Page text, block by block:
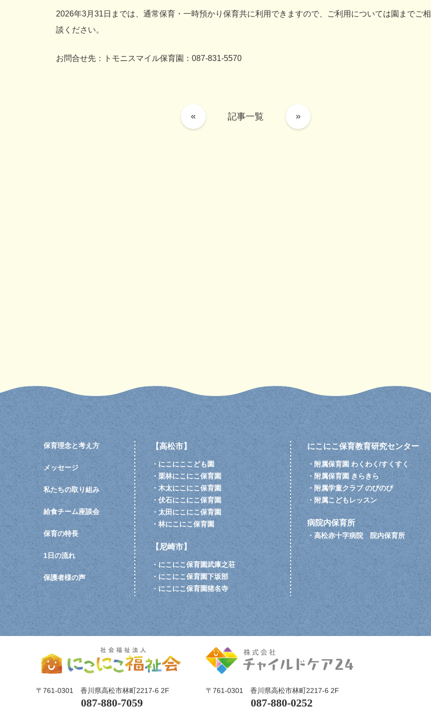
2026年3月31日までは、通常保育・一時預かり保育共に利用できますので、ご利用については園までご相
談ください。
お問合せ先：トモニスマイル保育園：087-831-5570
« 記事一覧 »
保育理念と考え方
メッセージ
私たちの取り組み
給食チーム座談会
保育の特長
1日の流れ
保護者様の声
【高松市】
・にこにここども園
・ 栗林にこにこ保育園
・ 木太にこにこ保育園
・伏石にこにこ保育園
・ 太田にこにこ保育園
・ 林にこにこ保育園
【尼崎市】
・ にこにこ保育園武庫之荘
・にこにこ保育園下坂部
・ にこにこ保育園猪名寺
にこにこ保育教育研究センター
・ 附属保育園 わくわく/すくすく
・ 附属保育園 きらきら
・附属学童クラブ のびのび
・ 附属こどもレッスン
病院内保育所
・ 高松赤十字病院 院内保育所
〒761-0301 香川県高松市林町2217-6 2F
087-880-7059
〒761-0301 香川県高松市林町2217-6 2F
087-880-0252